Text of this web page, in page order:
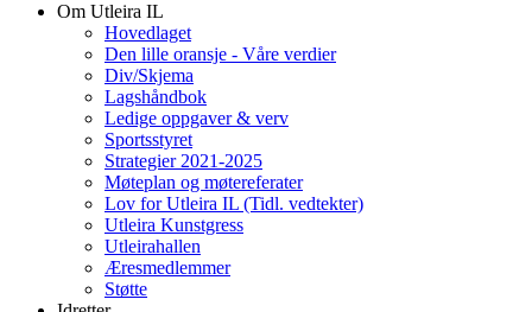
Om Utleira IL
Hovedlaget
Den lille oransje - Våre verdier
Div/Skjema
Lagshåndbok
Ledige oppgaver & verv
Sportsstyret
Strategier 2021-2025
Møteplan og møtereferater
Lov for Utleira IL (Tidl. vedtekter)
Utleira Kunstgress
Utleirahallen
Æresmedlemmer
Støtte